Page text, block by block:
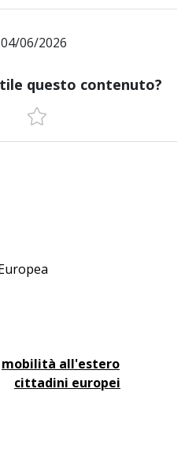
06/2026
questo contenuto?
mobilità all'estero
cittadini europei